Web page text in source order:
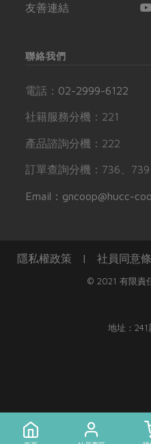
友善連結
聯絡我們
電話： 02-2999-6122
社籍服務分機：221
產品諮詢分機：222
訂單查詢分機：736、739
Email：gncoop@hucc-
隱私權政策 | 社員同意
© 2021 有限責
地址：